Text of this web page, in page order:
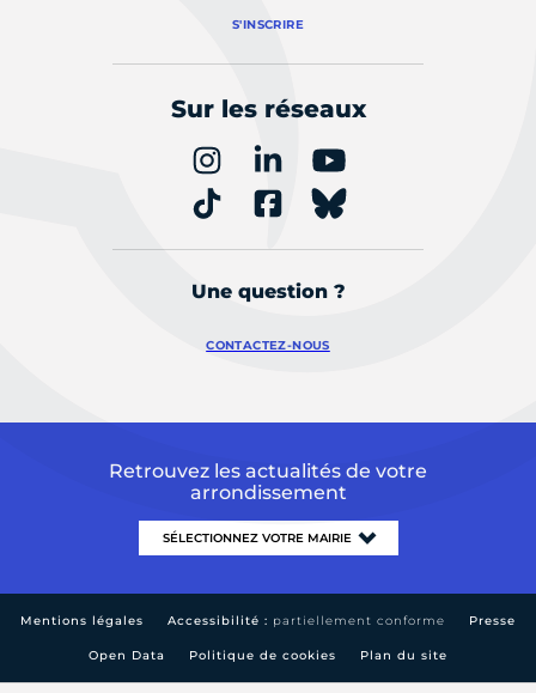
S'INSCRIRE
Sur les réseaux
Une question ?
CONTACTEZ-NOUS
Retrouvez les actualités de votre
arrondissement
Mentions légales Accessibilité : partiellement conforme Presse
Open Data Politique de cookies Plan du site